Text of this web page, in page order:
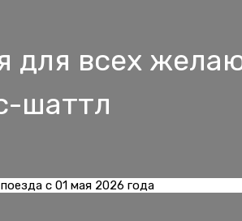
для всех
шаттл